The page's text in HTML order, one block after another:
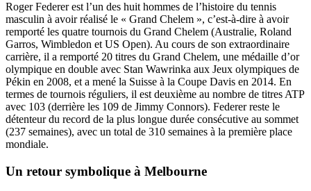
Roger Federer est l’un des huit hommes de l’histoire du tennis
masculin à avoir réalisé le « Grand Chelem », c’est-à-dire à avoir
remporté les quatre tournois du Grand Chelem (Australie, Roland
Garros, Wimbledon et US Open). Au cours de son extraordinaire
carrière, il a remporté 20 titres du Grand Chelem, une médaille d’or
olympique en double avec Stan Wawrinka aux Jeux olympiques de
Pékin en 2008, et a mené la Suisse à la Coupe Davis en 2014. En
termes de tournois réguliers, il est deuxième au nombre de titres ATP
avec 103 (derrière les 109 de Jimmy Connors). Federer reste le
détenteur du record de la plus longue durée consécutive au sommet
(237 semaines), avec un total de 310 semaines à la première place
mondiale.
Un retour symbolique à Melbourne